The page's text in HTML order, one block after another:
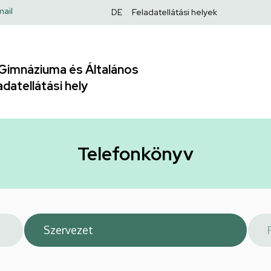
Felső
DE Feladatellátási helyek
és Általános
hely
Telefonkönyv